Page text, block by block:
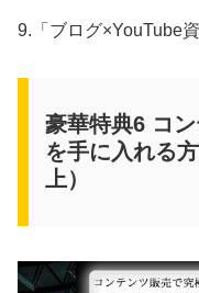
9.「ブログ×YouTube
豪華特典6 コ
を手に入れる
上）